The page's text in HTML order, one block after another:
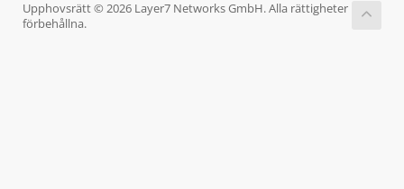
Upphovsrätt © 2026 Layer7 Networks GmbH. Alla rättigheter
förbehållna.